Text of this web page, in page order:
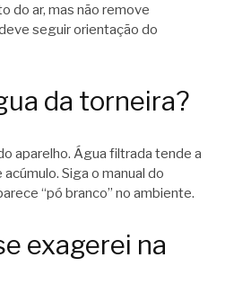
do ar, mas não remove
seguir orientação do
da torneira?
aparelho. Água filtrada tende a
Siga o manual do
“pó branco” no ambiente.
exagerei na